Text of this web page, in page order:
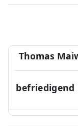
Thomas
befriedigend